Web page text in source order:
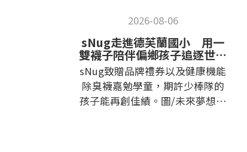
2026-08-06
sNug走進德芙蘭國小 用一
雙襪子陪伴偏鄉孩子追逐世界
冠軍夢
sNug致贈品牌禮券以及健康機能
除臭襪嘉勉學童，期許少棒隊的
孩子能再創佳績。圖/未來夢想實